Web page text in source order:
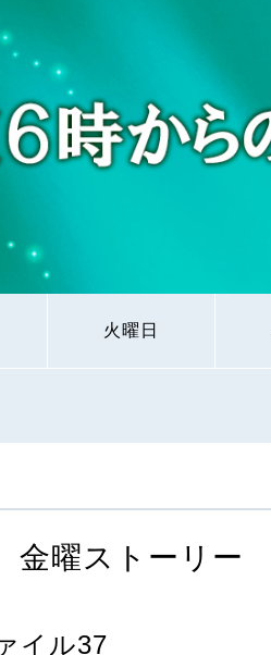
火曜日
金曜ストーリー
イル37